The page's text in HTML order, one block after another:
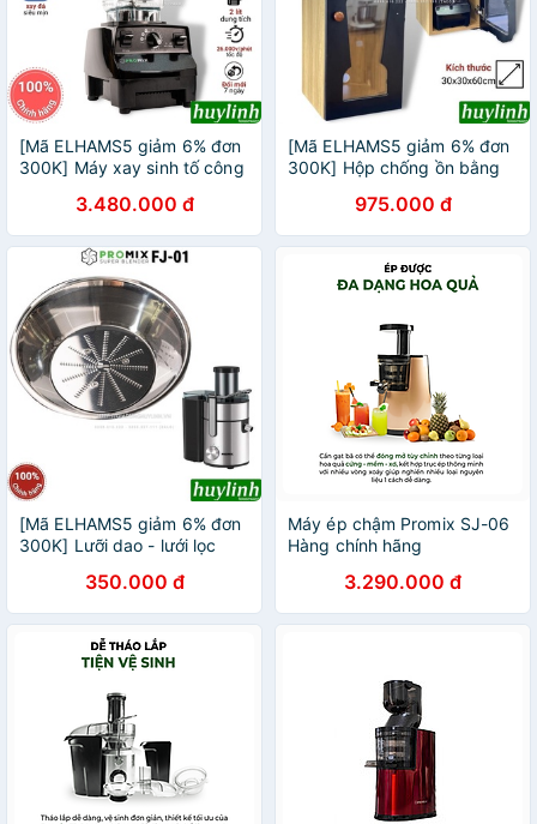
[Mã ELHAMS5 giảm 6% đơn
300K] Máy xay sinh tố công
1500W - 2 lít3.480.000 đ
[Mã ELHAMS5 giảm 6% đơn
300K] Hộp chống ồn bằng
nghiệp Promix, Omniblend,
Vitamix
975.000 đ
[Mã ELHAMS5 giảm 6% đơn
300K] Lưỡi dao - lưới lọc
350.000 đ
Máy ép chậm Promix SJ-06
Hàng chính hãng
3.290.000 đ